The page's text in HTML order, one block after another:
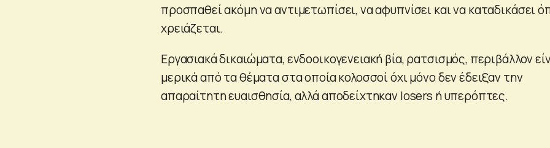
προσπαθεί ακόμη να αντιμετωπίσει, να αφυπνίσει και να καταδικάσει
χρειάζεται.
Εργασιακά δικαιώματα, ενδοοικογενειακή βία, ρατσισμός, περιβάλλον
μερικά από τα θέματα στα οποία κολοσσοί όχι μόνο δεν έδειξαν την
απαραίτητη ευαισθησία, αλλά αποδείχτηκαν losers ή υπερόπτες.